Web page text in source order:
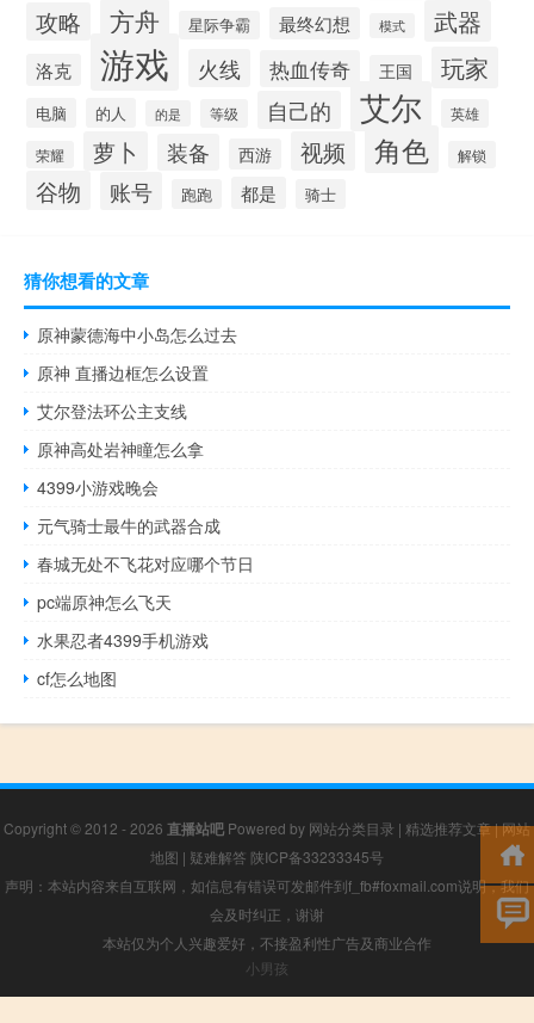
攻略
方舟 星际争霸 最终幻想 模式 武器
洛克 游戏 火线 热血传奇 王国 玩家
电脑 的人 的是 等级 自己的 艾尔 英雄
荣耀 萝卜 装备 西游 视频 角色 解锁
谷物 账号 跑跑 都是 骑士
猜你想看的文章
原神蒙德海中小岛怎么过去
原神 直播边框怎么设置
艾尔登法环公主支线
原神高处岩神瞳怎么拿
4399小游戏晚会
元气骑士最牛的武器合成
春城无处不飞花对应哪个节日
pc端原神怎么飞天
水果忍者4399手机游戏
cf怎么地图
Copyright © 2012 - 2026 直播站吧 Powered by 网站分类目录 | 精选推荐文章|网站
地图 | 疑难解答 陕ICP备33233345号
声明：本站内容来自互联网，如信息有错误可发邮件到f_fb#foxmail.com说明，我们
会及时纠正，谢谢
本站仅为个人兴趣爱好，不接盈利性广告及商业合作
小男孩